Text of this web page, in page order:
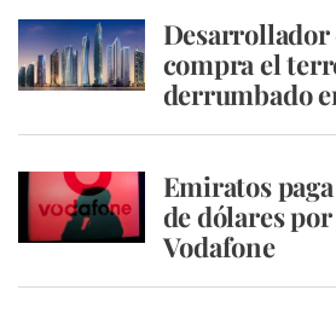
Desarrollador
compra el
derrumbado
Emiratos
de dólares por
Vodafone